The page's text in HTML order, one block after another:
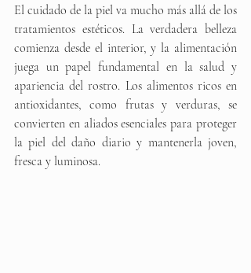
El cuidado de la piel va mucho más allá de los
tratamientos estéticos. La verdadera belleza
comienza desde el interior, y la alimentación
juega un papel fundamental en la salud y
apariencia del rostro. Los alimentos ricos en
antioxidantes, como frutas y verduras, se
convierten en aliados esenciales para proteger
la piel del daño diario y mantenerla joven,
fresca y luminosa.